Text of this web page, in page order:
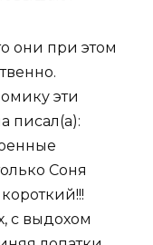
они при этом
эти
писал(а):
Соня
с выдохом